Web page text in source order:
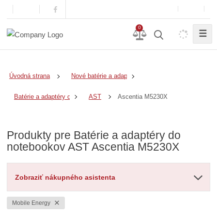
0
☰
Úvodná strana Nové batérie a adaptéry
Batérie a adaptéry do notebookov
AST Ascentia M5230X
Produkty pre Batérie a adaptéry do
notebookov AST Ascentia M5230X
Zobraziť nákupného asistenta
Mobile Energy